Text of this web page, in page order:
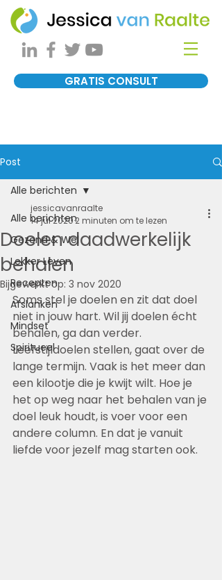
GRATIS CONSULT
Post
Alle berichten
Gezond & Wel
Lekker Leven
Recepten
Afslanken
Mindset
Spiritueel
Alle berichten
Doelen daadwerkelijk
behalen
jessicavanraalte
14 jul 20202 minuten om te lezen
Bijgewerkt op: 3 nov 2020
Soms stel je doelen en zit dat doel
niet in jouw hart. Wil jij doelen écht
behalen, ga dan verder.
Leefstijldoelen stellen, gaat over de
lange termijn. Vaak is het meer dan
een kilootje die je kwijt wilt. Hoe je
het op weg naar het behalen van je
doel leuk houdt, is voer voor een
andere column. En dat je vanuit
liefde voor jezelf mag starten ook.